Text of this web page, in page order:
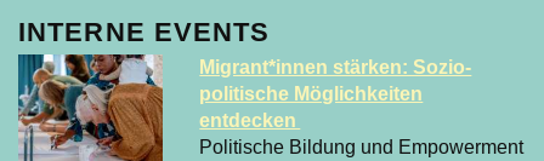
INTERNE EVENTS
Migrant*innen stärken: Sozio-
politische Möglichkeiten
entdecken
Politische Bildung und Empowerment